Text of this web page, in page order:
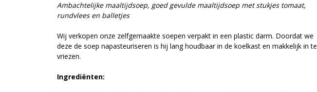
Ambachtelijke maaltijdsoep, goed gevulde maaltijdsoep met stukjes tomaat,
rundvlees en balletjes
Wij verkopen onze zelfgemaakte soepen verpakt in een plastic darm. Doordat we
deze de soep napasteuriseren is hij lang houdbaar in de koelkast en makkelijk in te
vriezen.
Ingrediënten: